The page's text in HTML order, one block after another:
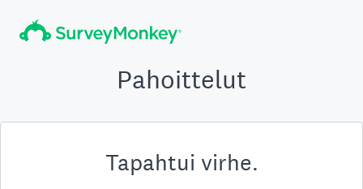
Pahoittelut
Tapahtui virhe.